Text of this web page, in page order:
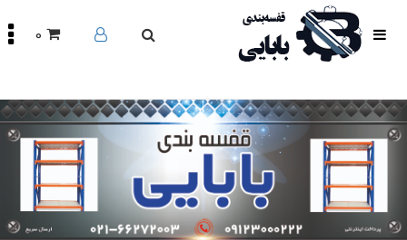
محصولات
مقالات
درباره
تماس
باما
0